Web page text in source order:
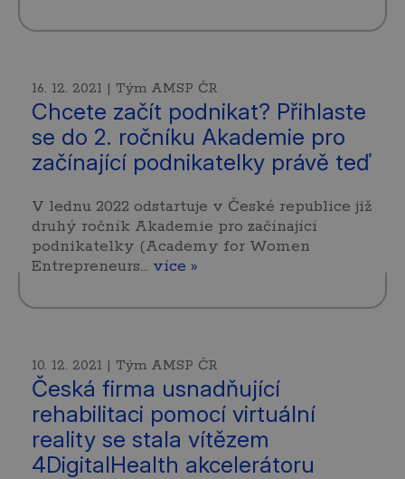
16. 12. 2021 | Tým AMSP ČR
Chcete začít podnikat? Přihlaste
se do 2. ročníku Akademie pro
začínající podnikatelky právě teď
V lednu 2022 odstartuje v České republice již
druhý ročník Akademie pro začínající
podnikatelky (Academy for Women
Entrepreneurs… více »
10. 12. 2021 | Tým AMSP ČR
Česká firma usnadňující
rehabilitaci pomocí virtuální
reality se stala vítězem
4DigitalHealth akcelerátoru